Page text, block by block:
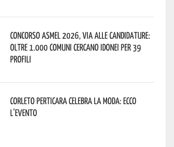
Concorso Asmel 2026, via alle candidature:
oltre 1.000 Comuni cercano idonei per 39
profili
Corleto Perticara celebra la moda: ecco
l’evento